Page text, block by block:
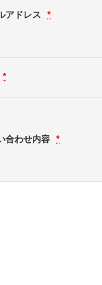
アドレス *
*
合わせ内容 *